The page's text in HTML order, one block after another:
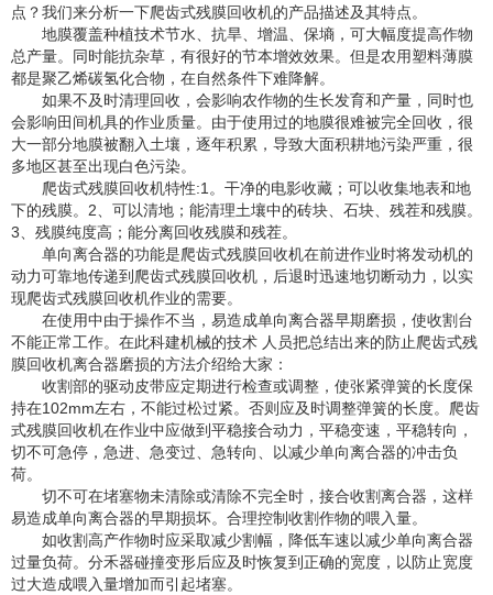
点？我们来分析一下爬齿式残膜回收机的产品描述及其特点。
地膜覆盖种植技术节水、抗旱、增温、保墒，可大幅度提高作物
总产量。同时能抗杂草，有很好的节本增效效果。但是农用塑料薄膜
都是聚乙烯碳氢化合物，在自然条件下难降解。
如果不及时清理回收，会影响农作物的生长发育和产量，同时也
会影响田间机具的作业质量。由于使用过的地膜很难被完全回收，很
大一部分地膜被翻入土壤，逐年积累，导致大面积耕地污染严重，很
多地区甚至出现白色污染。
爬齿式残膜回收机特性:1。干净的电影收藏；可以收集地表和地
下的残膜。2、可以清地；能清理土壤中的砖块、石块、残茬和残膜。
3、残膜纯度高；能分离回收残膜和残茬。
单向离合器的功能是爬齿式残膜回收机在前进作业时将发动机的
动力可靠地传递到爬齿式残膜回收机，后退时迅速地切断动力，以实
现爬齿式残膜回收机作业的需要。
在使用中由于操作不当，易造成单向离合器早期磨损，使收割台
不能正常工作。在此科建机械的技术 人员把总结出来的防止爬齿式残
膜回收机离合器磨损的方法介绍给大家：
收割部的驱动皮带应定期进行检查或调整，使张紧弹簧的长度保
持在102mm左右，不能过松过紧。否则应及时调整弹簧的长度。爬齿
式残膜回收机在作业中应做到平稳接合动力，平稳变速，平稳转向，
切不可急停，急进、急变过、急转向、以减少单向离合器的冲击负
荷。
切不可在堵塞物未清除或清除不完全时，接合收割离合器，这样
易造成单向离合器的早期损坏。合理控制收割作物的喂入量。
如收割高产作物时应采取减少割幅，降低车速以减少单向离合器
过量负荷。分禾器碰撞变形后应及时恢复到正确的宽度，以防止宽度
过大造成喂入量增加而引起堵塞。